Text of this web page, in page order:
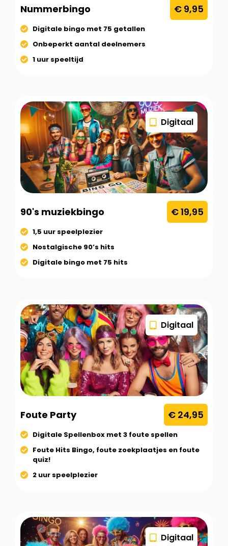
Nummerbingo € 9,95
Digitale bingo met 75 getallen
Onbeperkt aantal deelnemers
1 uur speeltijd
Digitaal
90's muziekbingo € 19,95
1,5 uur speelplezier
Nostalgische 90’s hits
Digitale bingo met 75 hits
Digitaal
Foute Party € 24,95
Digitale Spellenbox met 3 foute spellen
Foute Hits Bingo, foute zoekplaatjes en foute
quiz!
2 uur speelplezier
Digitaal